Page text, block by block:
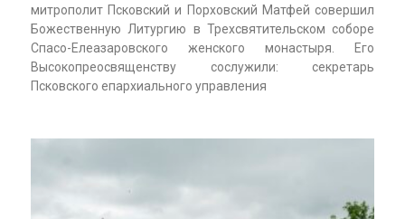
митрополит Псковский и Порховский Матфей совершил
Божественную Литургию в Трехсвятительском соборе
Спасо-Елеазаровского женского монастыря. Его
Высокопреосвященству сослужили: секретарь
Псковского епархиального управления